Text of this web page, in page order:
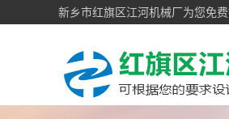
新乡市红旗区江河机械厂为您免